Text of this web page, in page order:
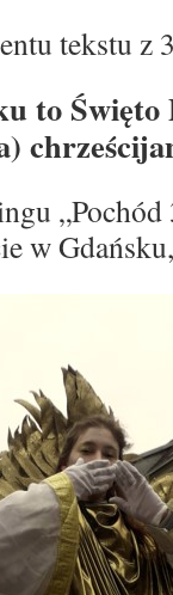
tekstu z
to Święto
w